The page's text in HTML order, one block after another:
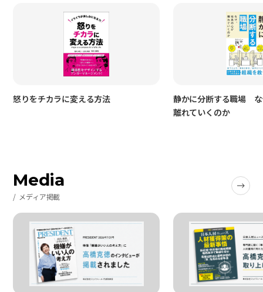
怒りをチカラに変える方法
静かに分断する職場
離れていくのか
Media
メディア掲載